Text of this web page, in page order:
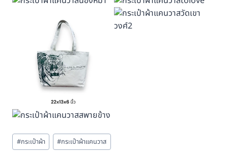
#กระเป๋าผ้า #กระเป๋าผ้าแคนวาส